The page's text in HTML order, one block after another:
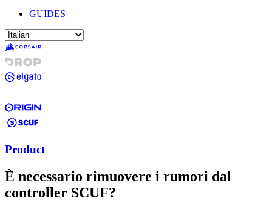
GUIDES
Product
È necessario rimuovere i rumori dal
controller SCUF?